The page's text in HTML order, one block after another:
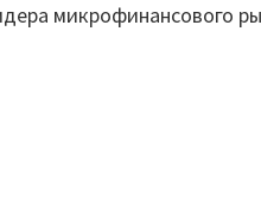
микрофинансового